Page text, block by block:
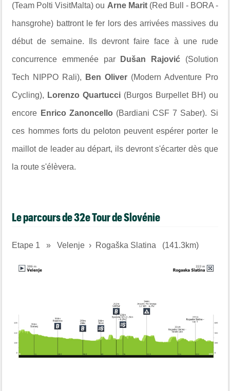
(Team Polti VisitMalta) ou Arne Marit(Red Bull - BORA -
hansgrohe) battront le fer lors des arrivées massives du
début de semaine. Ils devront faire face à une rude
concurrence emmenée par Dušan Rajović(Solution
Tech NIPPO Rali), Ben Oliver(Modern Adventure Pro
Cycling), Lorenzo Quartucci (Burgos Burpellet BH) ou
encore Enrico Zanoncello (Bardiani CSF 7 Saber). Si
ces hommes forts du peloton peuvent espérer porter le
maillot de leader au départ, ils devront s'écarter dès que
la route s'élèvera.
Le parcours de 32e Tour de Slovénie
Etape 1 » Velenje › Rogaška Slatina (141.3km)